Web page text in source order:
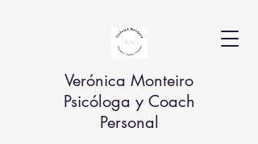
Verónica Monteiro
Psicóloga y Coach
Personal